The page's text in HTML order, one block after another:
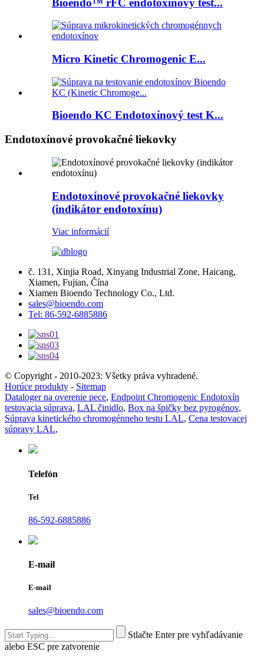
Micro Kinetic Chromogenic E...
Bioendo KC Endotoxínový test K...
Endotoxínové provokačné liekovky
Endotoxínové provokačné liekovky
(indikátor endotoxínu)
Viac informácií
č. 131, Xinjia Road, Xinyang Industrial Zone, Haicang,
Xiamen, Fujian, Čína
Xiamen Bioendo Technology Co., Ltd.
sales@bioendo.com
Tel: 86-592-6885886
© Copyright - 2010-2023: Všetky práva vyhradené.
Horúce produkty - Sitemap
Dataloger na overenie pece, Endpoint Chromogenic Endotoxín
testovacia súprava, LAL činidlo, Box na špičky bez pyrogénov,
Súprava kinetického chromogénneho testu LAL, Cena testovacej
súpravy LAL,
Telefón
Tel
86-592-6885886
E-mail
E-mail
sales@bioendo.com
Stlačte Enter pre vyhľadávanie
alebo ESC pre zatvorenie